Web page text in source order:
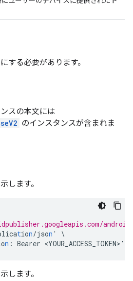
する必要があります。
スの本文には
のインスタンスが含まれま
します。
tion/json '
\
n : Bearer <YOUR_ACCESS_TOKEN>'
します。